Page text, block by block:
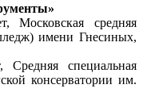
Московская средняя
имени Гнесиных,
специальная
консерватории им.